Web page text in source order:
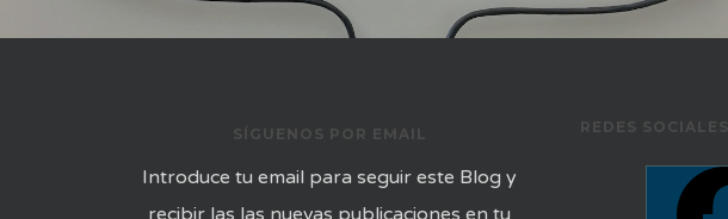
SÍGUENOS POR EMAIL
Introduce tu email para seguir este Blog y
recibir las las nuevas publicaciones en tu
REDES SOCIALES